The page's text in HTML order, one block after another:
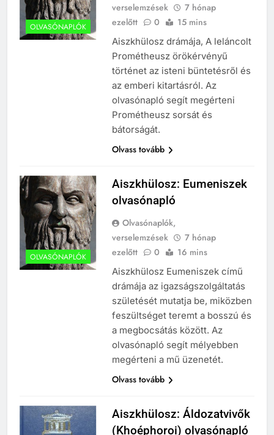
OLVASÓNAPLÓK
verselemzések
7 hónap
ezelőtt
0 15 mins
Aiszkhülosz drámája, A leláncolt
Prométheusz örökérvényű
történet az isteni büntetésről és
az emberi kitartásról. Az
olvasónapló segít megérteni
Prométheusz sorsát és
bátorságát.
Olvass tovább
OLVASÓNAPLÓK
Aiszkhülosz: Eumeniszek
olvasónapló
Olvasónaplók,
verselemzések
7 hónap
ezelőtt
0 16 mins
Aiszkhülosz Eumeniszek című
drámája az igazságszolgáltatás
születését mutatja be, miközben
feszültséget teremt a bosszú és
a megbocsátás között. Az
olvasónapló segít mélyebben
megérteni a mű üzenetét.
Olvass tovább
Aiszkhülosz: Áldozatvivők
(Khoéphoroi) olvasónapló